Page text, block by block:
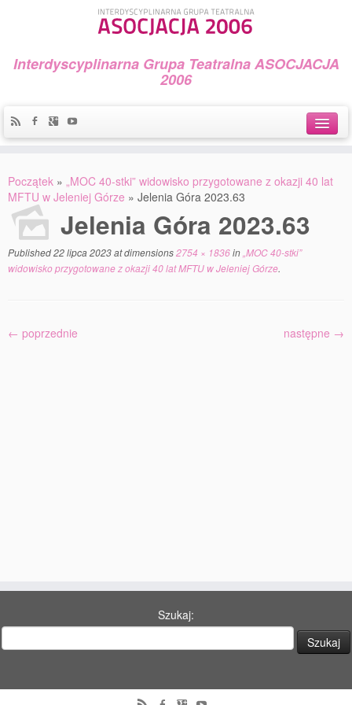
Interdyscyplinarna Grupa Teatralna ASOCJACJA
2006
Widowiska i spektakle
Teatralny Golęcin
Przystań Teatralna
Początek » „MOC 40-stki” widowisko przygotowane z okazji 40 lat
MFTU w Jeleniej Górze » Jelenia Góra 2023.63
Jelenia Góra 2023.63
Published22 lipca 2023at dimensions2754 × 1836in „MOC 40-stki”
widowisko przygotowane z okazji 40 lat MFTU w Jeleniej Górze.
← poprzednie następne →
Szukaj: